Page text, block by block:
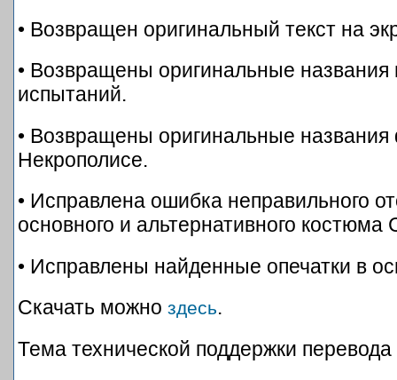
• Возвращен оригинальный текст на
• Возвращены оригинальные
испытаний.
• Возвращены оригинальные названия
Некрополисе.
• Исправлена ошибка неправильного
основного и альтернативного костюма
• Исправлены найденные опечатки в
Скачать можно здесь.
Тема технической поддержки